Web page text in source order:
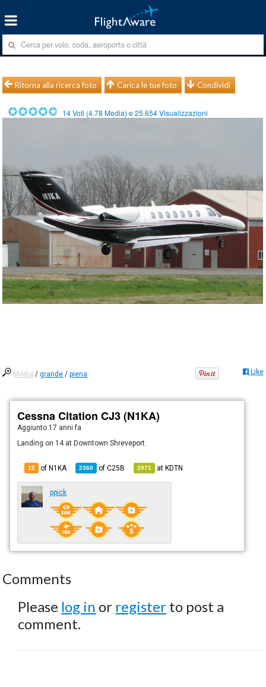
Ritorna alla ricerca foto Carica le tue foto Condividi
14Voti (4.78 Media) e25.654Visualizzazioni
Media /grande /piena Like
Cessna Citation CJ3 (N1KA)
Aggiunto 17 anni fa
Landing on 14 at Downtown Shreveport.
15 of N1KA 2360 ofC25B 2971 atKDTN
ppick
Comments
Please log in or register to post a
comment.